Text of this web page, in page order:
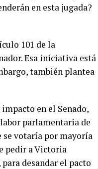
en esta jugada?
101 de la
Esa iniciativa está
también plantea
en el Senado,
parlamentaria de
se votaría por mayoría
pedir a Victoria
desandar el pacto